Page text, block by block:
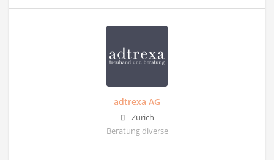
adtrexa AG
Zürich
Beratung diverse